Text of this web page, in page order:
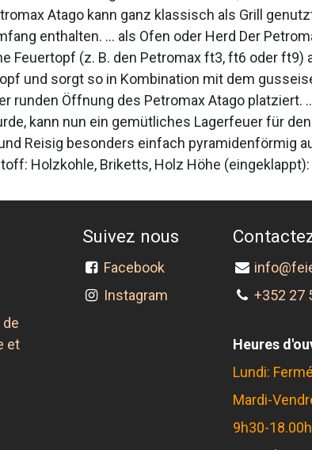
Atago kann ganz klassisch als Grill
enthalten. … als Ofen oder Herd Der
Feuertopf (z. B. den Petromax ft3, ft6 oder
und sorgt so in Kombination mit dem
runden Öffnung des Petromax Atago
kann nun ein gemütliches Lagerfeuer für
Reisig besonders einfach pyramidenförmig
Holzkohle, Briketts, Holz Höhe
et
Suivez nous
Facebook
Instagram
+352 27
Heures
Lundi: Fermé
Mardi-
9h30-18.00h